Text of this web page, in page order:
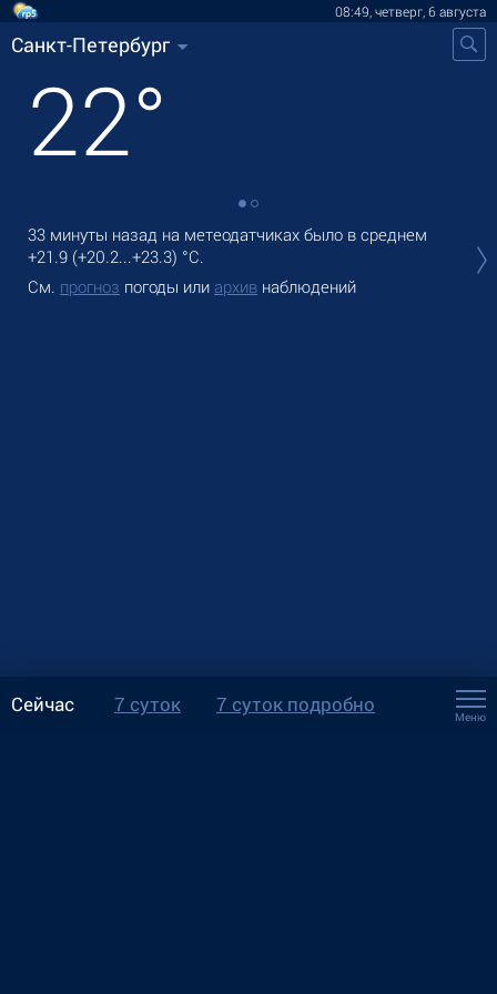
08:49, четверг, 6 августа
Санкт-Петербург
22°
33 минуты назад на метеодатчиках было в среднем
+21.9 (+20.2...+23.3) °C.
См. прогноз погоды или архив наблюдений
Сейчас 7 суток 7 суток подробно
Меню